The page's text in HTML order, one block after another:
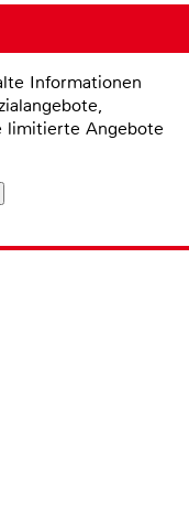
Informationen
limitierte Angebote